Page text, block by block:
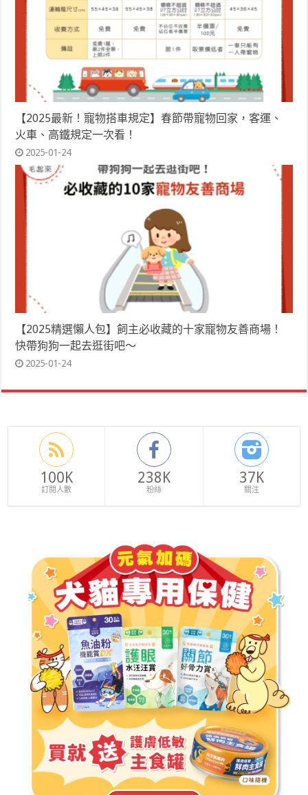
【2025最新！寵物搭車規定】春節帶寵物回家，客運、
火車、高鐵規定一次看！
2025-01-24
【2025精選懶人包】飼主必收藏的十家寵物友善商場！
快帶狗狗一起去逛街吧～
2025-01-24
100K
訂閱人數
238K
粉絲
37K
關注